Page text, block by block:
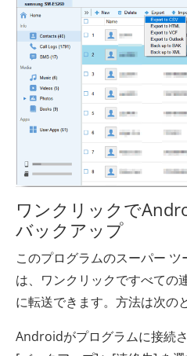
ワンクリックで
バックアップ
このプログラムのスーパー
は、ワンクリックですべての
に転送できます。方法は次の
Androidがプログラムに接続